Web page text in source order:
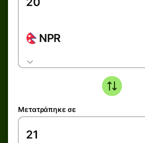
NPR
Μετατράπηκε σε